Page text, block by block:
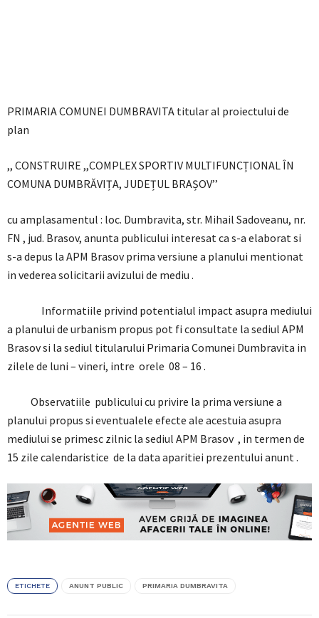
PRIMARIA COMUNEI DUMBRAVITA titular al proiectului de
plan
,, CONSTRUIRE ,,COMPLEX SPORTIV MULTIFUNCȚIONAL ÎN
COMUNA DUMBRĂVIȚA, JUDEȚUL BRAȘOV’’
cu amplasamentul : loc. Dumbravita, str. Mihail Sadoveanu, nr.
FN , jud. Brasov, anunta publicului interesat ca s-a elaborat si
s-a depus la APM Brasov prima versiune a planului mentionat
in vederea solicitarii avizului de mediu .
Informatiile privind potentialul impact asupra mediului
a planului de urbanism propus pot fi consultate la sediul APM
Brasov si la sediul titularului Primaria Comunei Dumbravita in
zilele de luni – vineri, intre orele 08 – 16 .
Observatiile publicului cu privire la prima versiune a
planului propus si eventualele efecte ale acestuia asupra
mediului se primesc zilnic la sediul APM Brasov , in termen de
15 zile calendaristice de la data aparitiei prezentului anunt .
ETICHETE ANUNT PUBLIC PRIMARIA DUMBRAVITA